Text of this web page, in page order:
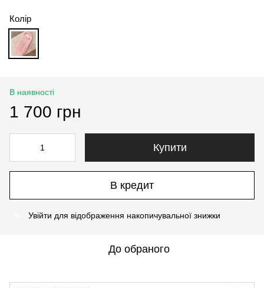
Колір
В наявності
1 700 грн
Купити
В кредит
Увійти для відображення накопичувальної знижки
До обраного